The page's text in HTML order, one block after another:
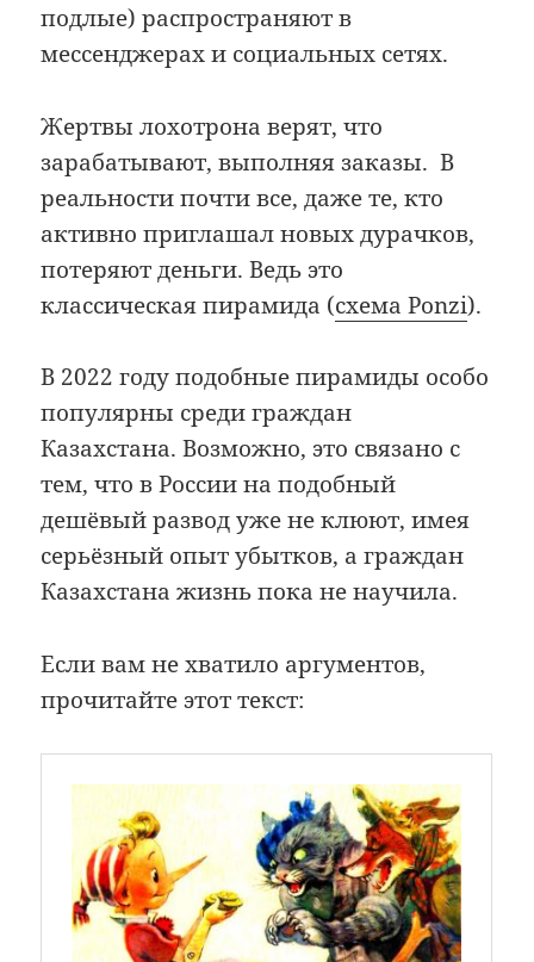
подлые) распространяют в
мессенджерах и социальных сетях.
Жертвы лохотрона верят, что
зарабатывают, выполняя заказы. В
реальности почти все, даже те, кто
активно приглашал новых дурачков,
потеряют деньги. Ведь это
классическая пирамида (схема Ponzi).
В 2022 году подобные пирамиды особо
популярны среди граждан
Казахстана. Возможно, это связано с
тем, что в России на подобный
дешёвый развод уже не клюют, имея
серьёзный опыт убытков, а граждан
Казахстана жизнь пока не научила.
Если вам не хватило аргументов,
прочитайте этот текст: